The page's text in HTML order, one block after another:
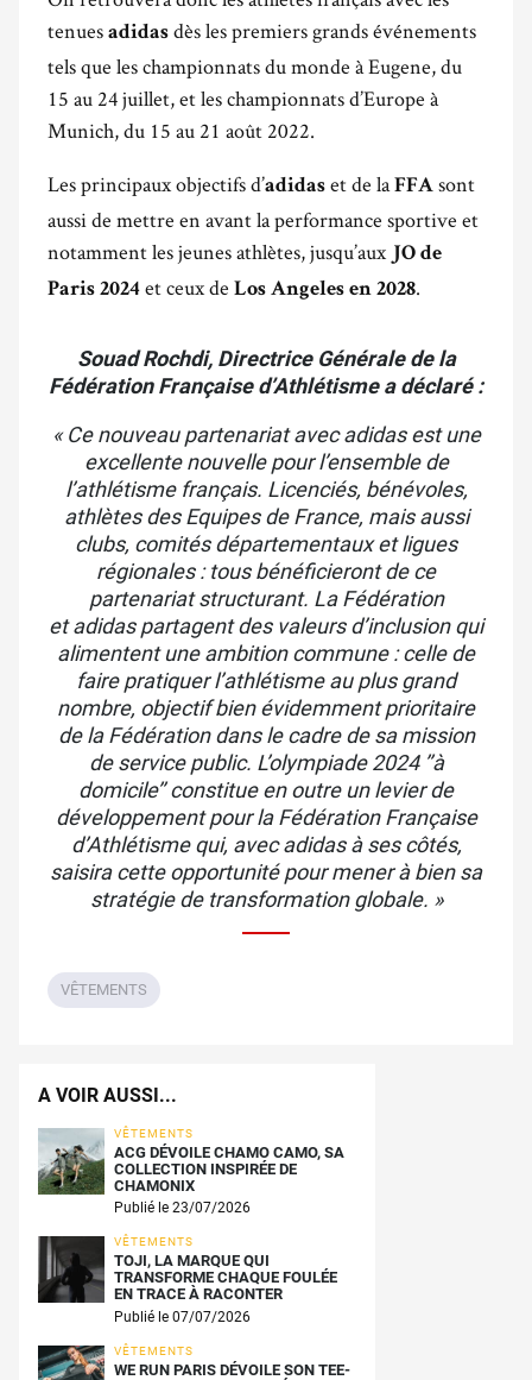
tenues adidas dès les premiers grands événements
tels que les championnats du monde à Eugene, du
15 au 24 juillet, et les championnats d’Europe à
Munich, du 15 au 21 août 2022.
Les principaux objectifs d’adidas et de laFFA sont
aussi de mettre en avant la performance sportive et
notamment les jeunes athlètes, jusqu’aux JO de
Paris 2024 et ceux de Los Angeles en 2028.
SouadRochdi, Directrice Générale de la
Fédération Française d’Athlétisme a déclaré :
« Ce nouveau partenariat avecadidasest une
excellente nouvelle pour l’ensemble de
l’athlétisme français. Licenciés, bénévoles,
athlètes des Equipes de France, mais aussi
clubs, comités départementaux et ligues
régionales : tous bénéficieront de ce
partenariat structurant. La Fédération
etadidaspartagent des valeurs d’inclusion qui
alimentent une ambition commune : celle de
faire pratiquer l’athlétisme au plus grand
nombre, objectif bien évidemment prioritaire
de la Fédération dans le cadre de sa mission
de service public. L’olympiade 2024 ’’à
domicile’’ constitue en outre un levier de
développement pour la Fédération Française
d’Athlétisme qui, avecadidasà ses côtés,
saisira cette opportunité pour mener à bien sa
stratégie de transformation globale. »
VÊTEMENTS
A VOIR AUSSI...
VÊTEMENTS
ACG DÉVOILE CHAMO CAMO, SA
COLLECTION INSPIRÉE DE
CHAMONIX
Publié le 23/07/2026
VÊTEMENTS
TOJI, LA MARQUE QUI
TRANSFORME CHAQUE FOULÉE
EN TRACE À RACONTER
Publié le 07/07/2026
VÊTEMENTS
WE RUN PARIS DÉVOILE SON TEE-